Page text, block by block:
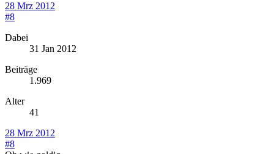
28 Mrz 2012
#8
Dabei
31 Jan 2012
Beiträge
1.969
Alter
41
28 Mrz 2012
#8